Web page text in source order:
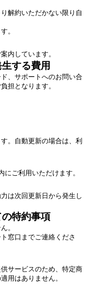
解約いただかない限り自
。
内しています。
する費用
、サポートへのお問い合
担となります。
。自動更新の場合は、利
ご利用いただけます。
は次回更新日から発生し
特約事項
。
窓口までご連絡くださ
サービスのため、特定商
用はありません。